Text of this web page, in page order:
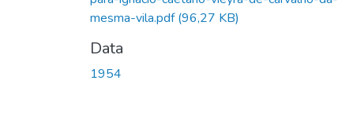
mesma-vila.pdf(96,27 KB)
Data
1954